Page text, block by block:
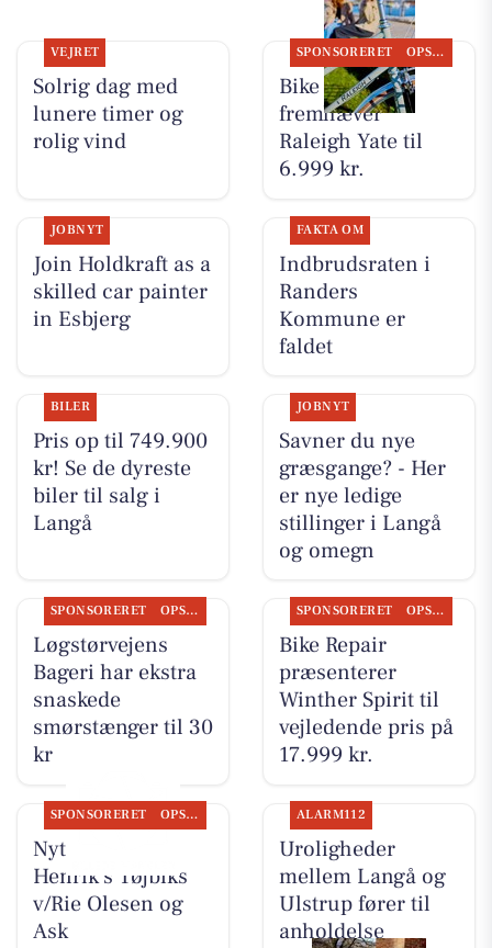
VEJRET
Solrig dag med
lunere timer og
rolig vind
SPONSORERET OPSLAGSTAVLEN
Bike Repair
fremhæver
Raleigh Yate til
6.999 kr.
JOBNYT
Join Holdkraft as a
skilled car painter
in Esbjerg
FAKTA OM
Indbrudsraten i
Randers
Kommune er
faldet
BILER
Pris op til 749.900
kr! Se de dyreste
biler til salg i
Langå
JOBNYT
Savner du nye
græsgange? - Her
er nye ledige
stillinger i Langå
og omegn
SPONSORERET OPSLAGSTAVLEN
Løgstørvejens
Bageri har ekstra
snaskede
smørstænger til 30
kr
SPONSORERET OPSLAGSTAVLEN
Bike Repair
præsenterer
Winther Spirit til
vejledende pris på
17.999 kr.
SPONSORERET OPSLAGSTAVLEN
Nyt fra Rie &
Henrik's Tøjbiks
v/Rie Olesen og
Ask
ALARM112
Uroligheder
mellem Langå og
Ulstrup fører til
anholdelse